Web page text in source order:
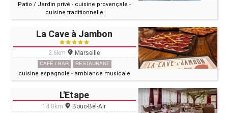
Patio / Jardin privé - cuisine provençale -
cuisine traditionnelle
La Cave à Jambon
2.6km Marseille
CAFÉ / BAR RESTAURANT
cuisine espagnole - ambiance musicale
L'Etape
14.8km Bouc-Bel-Air